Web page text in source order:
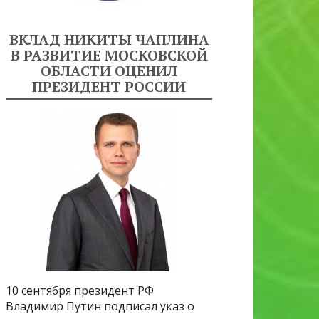
ВКЛАД НИКИТЫ ЧАПЛИНА
В РАЗВИТИЕ МОСКОВСКОЙ
ОБЛАСТИ ОЦЕНИЛ
ПРЕЗИДЕНТ РОССИИ
10 сентября президент РФ
Владимир Путин подписал указ о